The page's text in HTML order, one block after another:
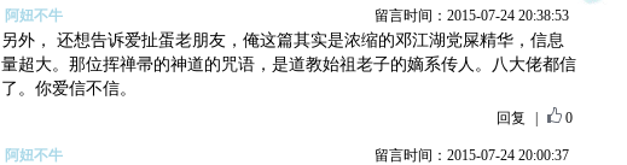
阿妞不牛 留言时间：2015-07-24 20:38:53
另外， 还想告诉爱扯蛋老朋友，俺这篇其实是浓缩的邓江湖党屎精华，信息
量超大。那位挥禅帚的神道的咒语，是道教始祖老子的嫡系传人。八大佬都信
了。你爱信不信。
回复 0
阿妞不牛 留言时间：2015-07-24 20:00:37